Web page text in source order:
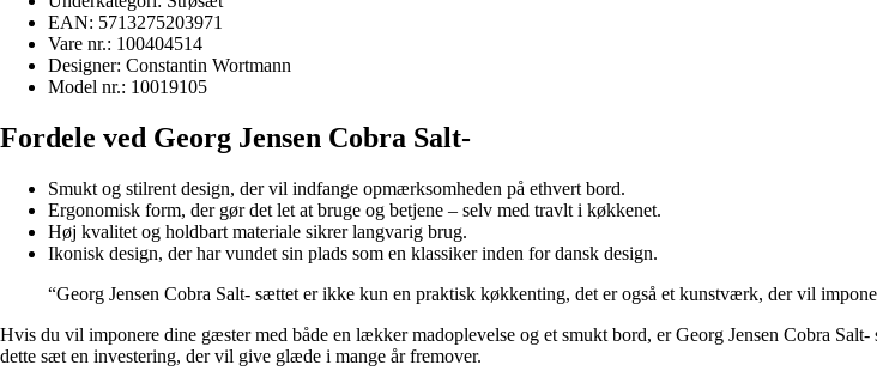
EAN: 5713275203971
Vare nr.: 100404514
Designer: Constantin Wortmann
Model nr.: 10019105
Fordele ved Georg Jensen Cobra Salt-
Smukt og stilrent design, der vil indfange opmærksomheden på ethvert bord.
Ergonomisk form, der gør det let at bruge og betjene – selv med travlt i køkkenet.
Høj kvalitet og holdbart materiale sikrer langvarig brug.
Ikonisk design, der har vundet sin plads som en klassiker inden for dansk design.
“Georg Jensen Cobra Salt- sættet er ikke kun en praktisk køkkenting, det er også et kunstværk, der vil
Hvis du vil imponere dine gæster med både en lækker madoplevelse og et smukt bord, er Georg Jensen Cobra
dette sæt en investering, der vil give glæde i mange år fremover.